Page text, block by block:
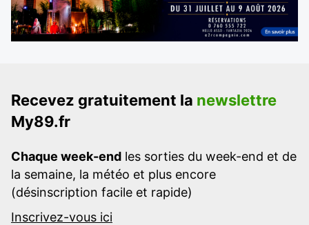
Recevez gratuitement la newslettre
My89.fr
Chaque week-end les sorties du week-end et de
la semaine, la météo et plus encore
(désinscription facile et rapide)
Inscrivez-vous ici